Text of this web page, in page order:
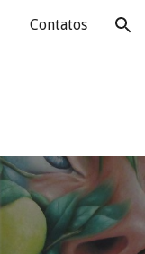
Contatos